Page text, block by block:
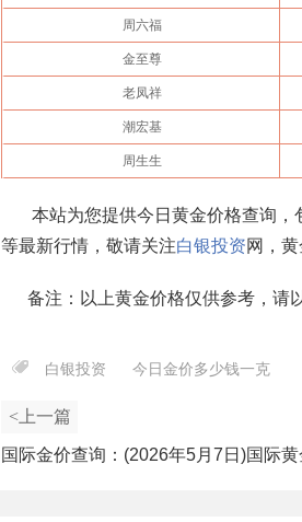
周六福
金至尊
老凤祥
潮宏基
周生生
本站为您提供今日黄金价格查询
等最新行情，敬请关注白银投资网，黄
备注：以上黄金价格仅供参考，请
白银投资 今日金价多少钱一克
<上一篇
国际金价查询：(2026年5月7日)国际黄